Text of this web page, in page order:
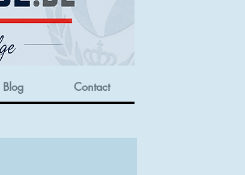
Blog Contact